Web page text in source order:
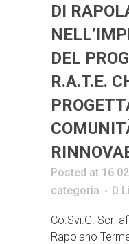
DI
DEL
R.A.T.E.
Posted at
categoria
0
Co.Svi.G. Scrl
Rapolano